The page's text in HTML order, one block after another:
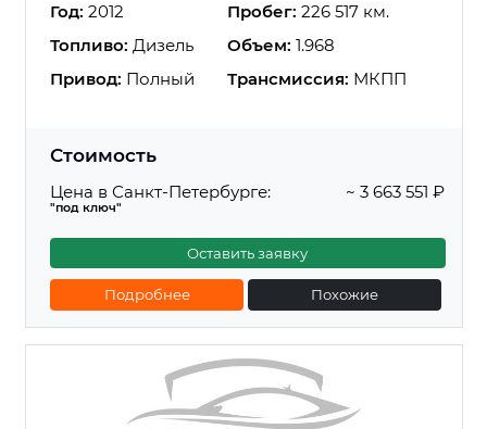
Год: 2012 Пробег: 226 517 км.
Топливо: Дизель Объем: 1.968
Привод: Полный Трансмиссия: МКПП
Стоимость
Цена в Санкт-Петербурге:
"под ключ"
~ 3 663 551 ₽
Оставить заявку
Подробнее Похожие